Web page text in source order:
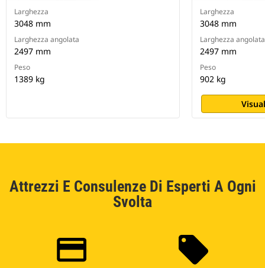
Larghezza
3048 mm
Larghezza angolata
2497 mm
Peso
1389 kg
Larghezza
3048 mm
Larghezza angolata
2497 mm
Peso
902 kg
Attrezzi E Consulenze Di Esperti A Ogni
Svolta